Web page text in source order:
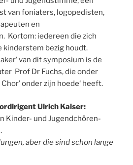
van foniaters, logopedisten,
en
Kortom: iedereen die zich
kinderstem bezig houdt.
van dit symposium is de
Prof Dr Fuchs, die onder
onder zijn hoede‘ heeft.
Ulrich Kaiser:
Kinder- und Jugendchören-
aber die sind schon lange